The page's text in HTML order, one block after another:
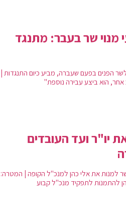
מנוי שר בעבר: מתנגד
הפנים בפעם שעברה, מביע כיום התנגדות |
אחר, הוא ביצע עבירה נוספת"
יו"ר ועד העובדים
למנות את אלי כהן למנכ"ל הקופה | המטרה:
להתמנות לתפקיד מנכ"ל קבוע